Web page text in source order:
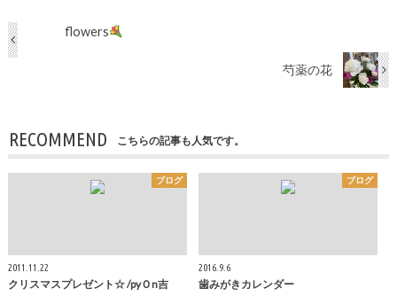
flowers
芍薬の花
RECOMMEND こちらの記事も人気です。
ブログ
2011.11.22
クリスマスプレゼント☆ /pyＯn吉
ブログ
2016.9.6
歯みがきカレンダー